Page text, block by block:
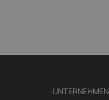
UNTERNEHMEN